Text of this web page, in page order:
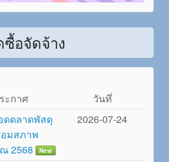
อจัดจ้าง
ะกาศ
วันทึ่
ดตลาดพัสดุ
มสภาพ
2568
New
2026-07-24